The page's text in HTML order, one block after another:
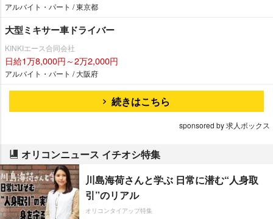
アルバイト・パート / 東京都
大型ミキサー車ドライバー
KINKIエース合同会社
日給1万8,000円～2万2,000円
アルバイト・パート / 大阪府
続きはこちら
sponsored by 求人ボックス
オリコンニュース イチオシ特集
川島海荷さんと学ぶ 日常に潜む“人身取
引”のリアル
オリコンタイアップ特集